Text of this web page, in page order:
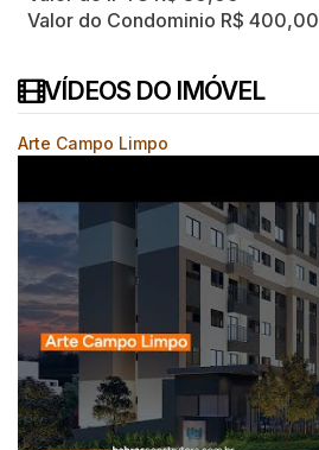
Valor do Condominio R$ 400,00
VÍDEOS DO IMÓVEL
Arte Campo Limpo